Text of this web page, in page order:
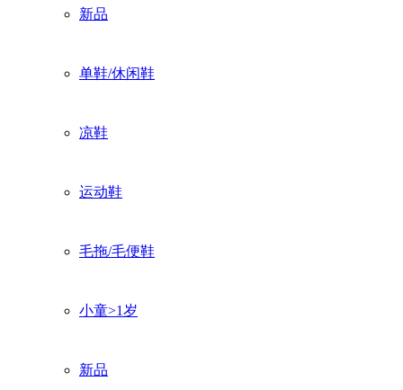
新品
单鞋/休闲鞋
凉鞋
运动鞋
毛拖/毛便鞋
小童>1岁
新品